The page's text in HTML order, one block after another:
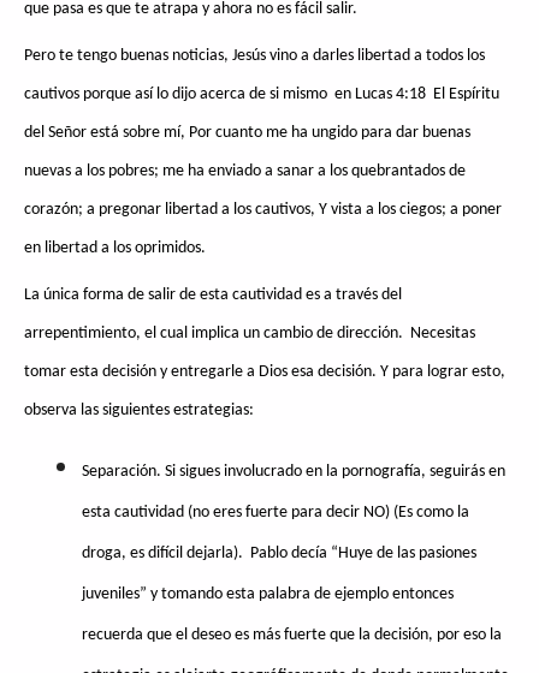
que pasa es que te atrapa y ahora no es fácil salir.
Pero te tengo buenas noticias, Jesús vino a darles libertad a todos los
cautivos porque así lo dijo acerca de si mismo en Lucas 4:18 El Espíritu
del Señor está sobre mí, Por cuanto me ha ungido para dar buenas
nuevas a los pobres; me ha enviado a sanar a los quebrantados de
corazón; a pregonar libertad a los cautivos, Y vista a los ciegos; a poner
en libertad a los oprimidos.
La única forma de salir de esta cautividad es a través del
arrepentimiento, el cual implica un cambio de dirección. Necesitas
tomar esta decisión y entregarle a Dios esa decisión. Y para lograr esto,
observa las siguientes estrategias:
Separación. Si sigues involucrado en la pornografía, seguirás en
esta cautividad (no eres fuerte para decir NO) (Es como la
droga, es difícil dejarla). Pablo decía “Huye de las pasiones
juveniles” y tomando esta palabra de ejemplo entonces
recuerda que el deseo es más fuerte que la decisión, por eso la